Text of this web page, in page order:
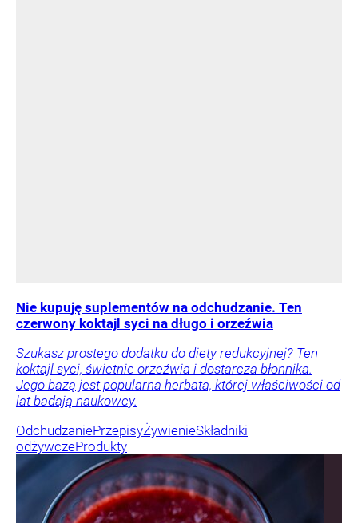
Nie kupuję suplementów na odchudzanie. Ten
czerwony koktajl syci na długo i orzeźwia
Szukasz prostego dodatku do diety redukcyjnej? Ten
koktajl syci, świetnie orzeźwia i dostarcza błonnika.
Jego bazą jest popularna herbata, której właściwości od
lat badają naukowcy.
OdchudzaniePrzepisyŻywienieSkładniki
odżywczeProdukty